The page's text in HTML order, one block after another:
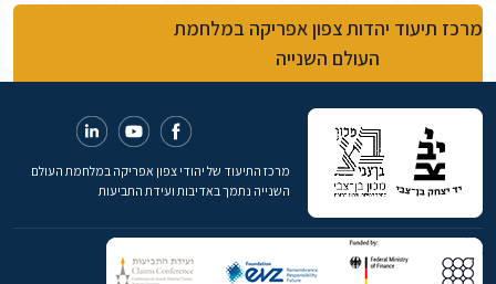
מרכז תיעוד יהדות צפון אפריקה במלחמת
העולם השנייה
מרכז התיעוד של יהודי צפון אפריקה במלחמת העולם
השנייה נתמך באדיבות ועידת התביעות